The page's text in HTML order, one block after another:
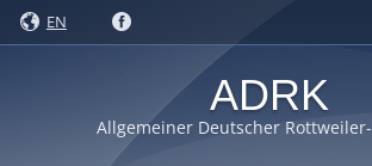
EN
ADRK
Allgemeiner Deutscher